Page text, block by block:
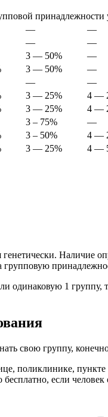
принадлежности
—
—
—
—
3 — 50%
—
3 — 50%
—
—
—
3 — 25%
4 —
3 — 25%
4 —
3 – 75%
—
3 – 50%
4 —
3 — 25% 4 —
Наличие
одинаковую 1 группу,
свою группу, конечно
поликлинике,
если человек